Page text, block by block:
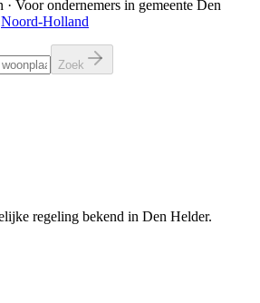
· Voor ondernemers in gemeente Den
Noord-Holland
Zoek
regeling bekend in Den Helder.